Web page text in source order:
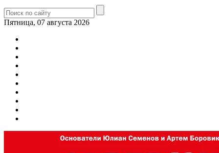
Пятница, 07 августа 2026